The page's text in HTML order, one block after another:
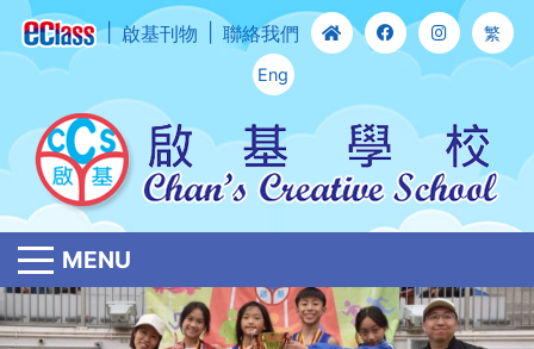
啟基刊物 聯絡我們 繁
Eng
MENU